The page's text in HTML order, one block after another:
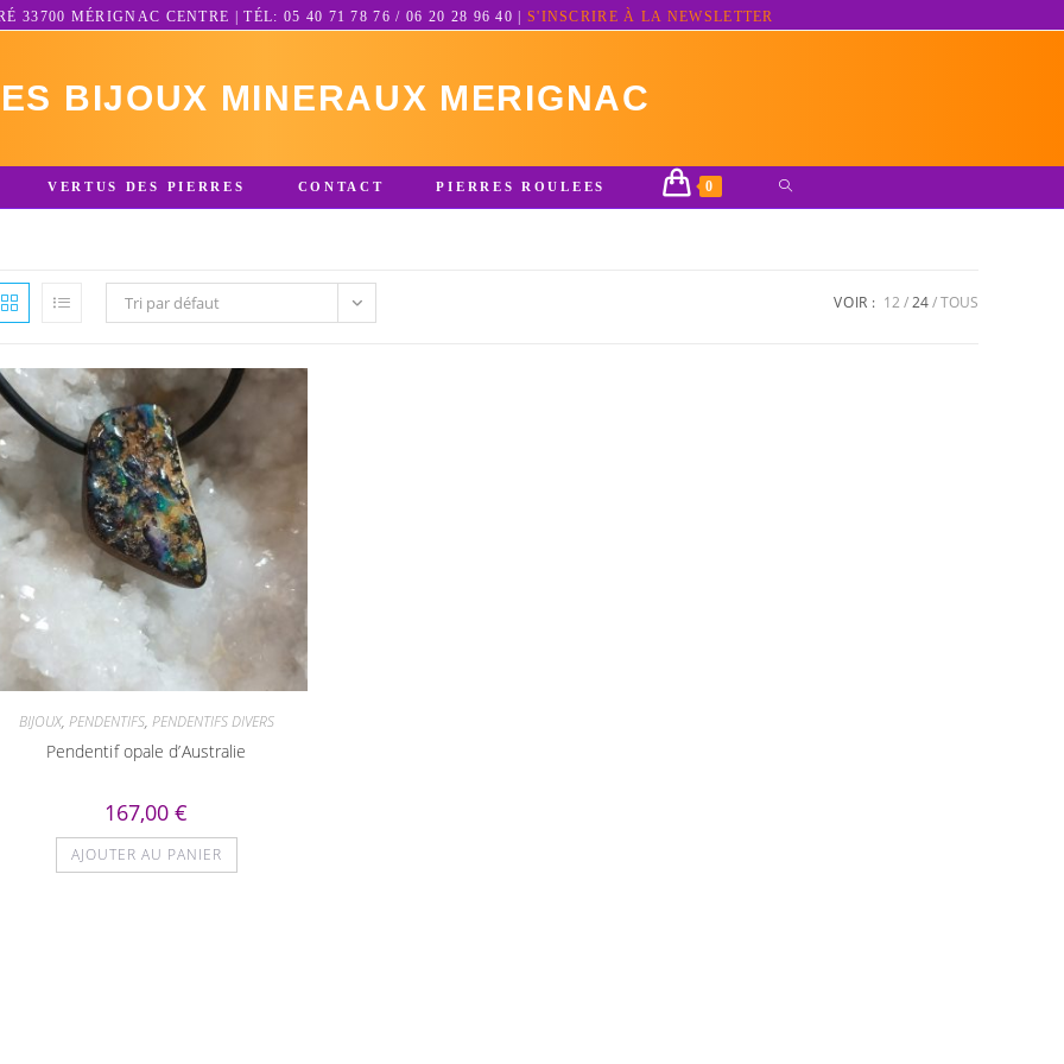
33700 MÉRIGNAC CENTRE | TÉL: 05 40 71 78 76 / 06 20 28 96 40 | S'INSCRIRE À LA NEWSLETTER
BIJOUX MINERAUX MERIGNAC
VERTUS DES PIERRES CONTACT PIERRES ROULEES 0 TOGGLE
Tri par défaut VOIR : 12 24 TOUS
BIJOUX, PENDENTIFS, PENDENTIFS DIVERS
Pendentif opale d’Australie
167,00€
AJOUTER AU PANIER